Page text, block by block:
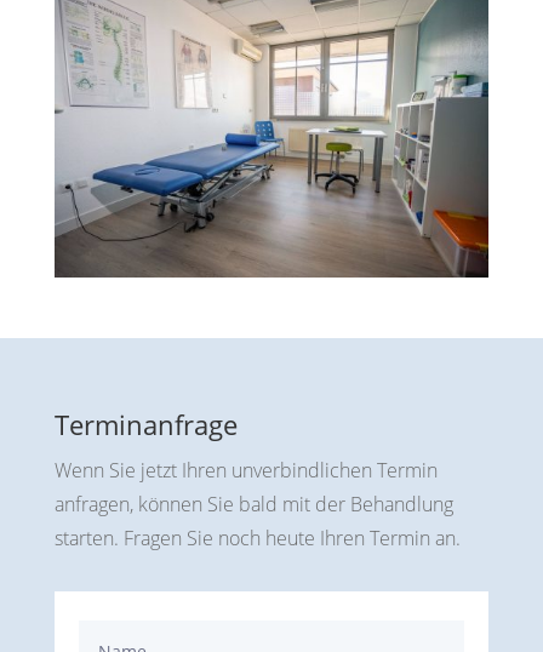
Terminanfrage
Wenn Sie jetzt Ihren unverbindlichen Termin
anfragen, können Sie bald mit der Behandlung
starten. Fragen Sie noch heute Ihren Termin an.